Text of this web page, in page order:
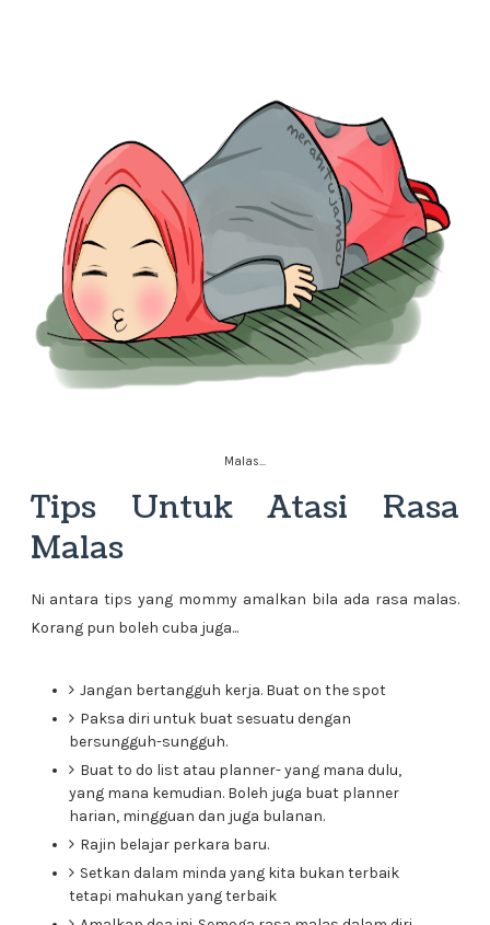
Malas...
Tips Untuk Atasi Rasa
Malas
Ni antara tips yang mommy amalkan bila ada rasa malas.
Korang pun boleh cuba juga...
Jangan bertangguh kerja. Buat on the spot
Paksa diri untuk buat sesuatu dengan
bersungguh-sungguh.
Buat to do list atau planner- yang mana dulu,
yang mana kemudian. Boleh juga buat planner
harian, mingguan dan juga bulanan.
Rajin belajar perkara baru.
Setkan dalam minda yang kita bukan terbaik
tetapi mahukan yang terbaik